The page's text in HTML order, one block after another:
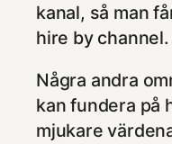
kanal, så man
hire by channel.
Några andra
kan fundera på
mjukare